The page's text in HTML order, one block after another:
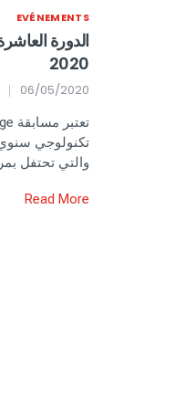
EVÉNEMENTS
2020
06/05/2020
تكنولوجي سنوي
والتي تحتفل بمرور 10 سنوات على إطلاقها
Read More